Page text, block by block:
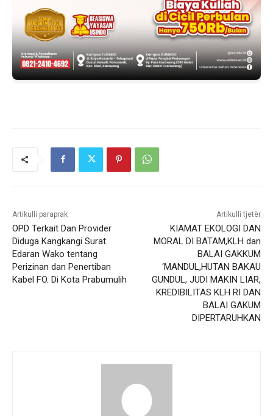
Artikulli paraprak
OPD Terkait Dan Provider
Diduga Kangkangi Surat
Edaran Wako tentang
Perizinan dan Penertiban
Kabel FO. Di Kota Prabumulih
Artikulli tjetër
KIAMAT EKOLOGI DAN
MORAL DI BATAM,KLH dan
BALAI GAKKUM
‘MANDUL,HUTAN BAKAU
GUNDUL, JUDI MAKIN LIAR,
KREDIBILITAS KLH RI DAN
BALAI GAKUM
DIPERTARUHKAN